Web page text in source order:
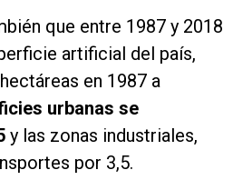
que entre 1987 y 2018
artificial del país,
en 1987 a
urbanas se
y las zonas industriales,
por 3,5.